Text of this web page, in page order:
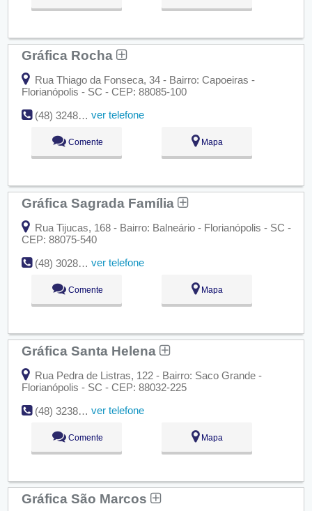
Gráfica Rocha
Rua Thiago da Fonseca, 34 - Bairro: Capoeiras -
Florianópolis - SC - CEP: 88085-100
(48) 3248-1064
ver telefone
Comente Mapa
Gráfica Sagrada Família
Rua Tijucas, 168 - Bairro: Balneário - Florianópolis - SC -
CEP: 88075-540
(48) 3028-6526
ver telefone
Comente Mapa
Gráfica Santa Helena
Rua Pedra de Listras, 122 - Bairro: Saco Grande -
Florianópolis - SC - CEP: 88032-225
(48) 3238-3055
ver telefone
Comente Mapa
Gráfica São Marcos